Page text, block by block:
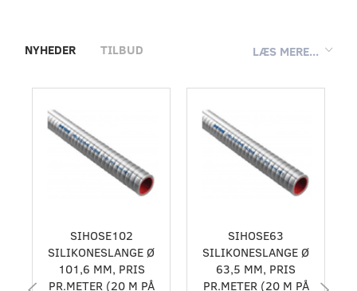
LÆS MERE...
NYHEDER TILBUD
SIHOSE102
SILIKONESLANGE Ø
101,6 MM, PRIS
PR.METER (20 M PÅ
SIHOSE63
SILIKONESLANGE Ø
63,5 MM, PRIS
PR.METER (20 M PÅ